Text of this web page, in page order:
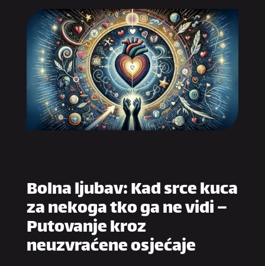
Bolna ljubav: Kad srce kuca
za nekoga tko ga ne vidi –
Putovanje kroz
neuzvraćene osjećaje